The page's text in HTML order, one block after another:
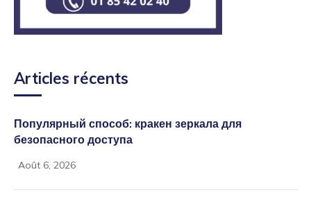
Articles récents
Популярный способ: кракен зеркала для
безопасного доступа
Août 6, 2026